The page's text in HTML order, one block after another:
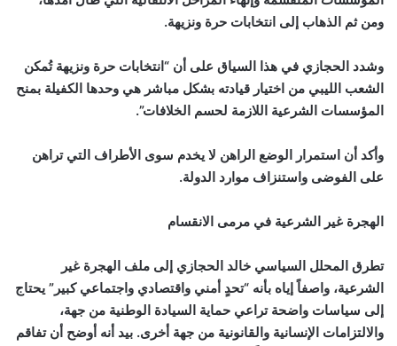
ومن ثم الذهاب إلى انتخابات حرة ونزيهة.
وشدد الحجازي في هذا السياق على أن “انتخابات حرة ونزيهة تُمكن
الشعب الليبي من اختيار قيادته بشكل مباشر هي وحدها الكفيلة بمنح
المؤسسات الشرعية اللازمة لحسم الخلافات”.
وأكد أن استمرار الوضع الراهن لا يخدم سوى الأطراف التي تراهن
على الفوضى واستنزاف موارد الدولة.
الهجرة غير الشرعية في مرمى الانقسام
تطرق المحلل السياسي خالد الحجازي إلى ملف الهجرة غير
الشرعية، واصفاً إياه بأنه “تحدٍ أمني واقتصادي واجتماعي كبير” يحتاج
إلى سياسات واضحة تراعي حماية السيادة الوطنية من جهة،
والالتزامات الإنسانية والقانونية من جهة أخرى. بيد أنه أوضح أن تفاقم